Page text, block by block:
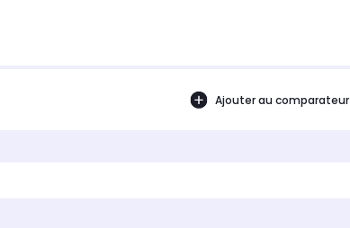
Ajouter au comparateur